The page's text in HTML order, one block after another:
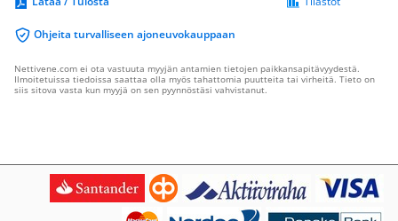
Ohjeita turvalliseen ajoneuvokauppaan
Nettivene.com ei ota vastuuta myyjän antamien tietojen paikkansapitävyydestä.
Ilmoitetuissa tiedoissa saattaa olla myös tahattomia puutteita tai virheitä. Tieto on
siis sitova vasta kun myyjä on sen pyynnöstäsi vahvistanut.